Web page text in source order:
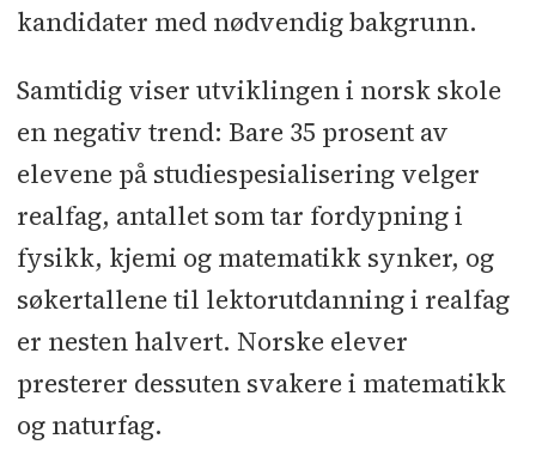
kandidater med nødvendig bakgrunn.
Samtidig viser utviklingen i norsk skole
en negativ trend: Bare 35 prosent av
elevene på studiespesialisering velger
realfag, antallet som tar fordypning i
fysikk, kjemi og matematikk synker, og
søkertallene til lektorutdanning i realfag
er nesten halvert. Norske elever
presterer dessuten svakere i matematikk
og naturfag.